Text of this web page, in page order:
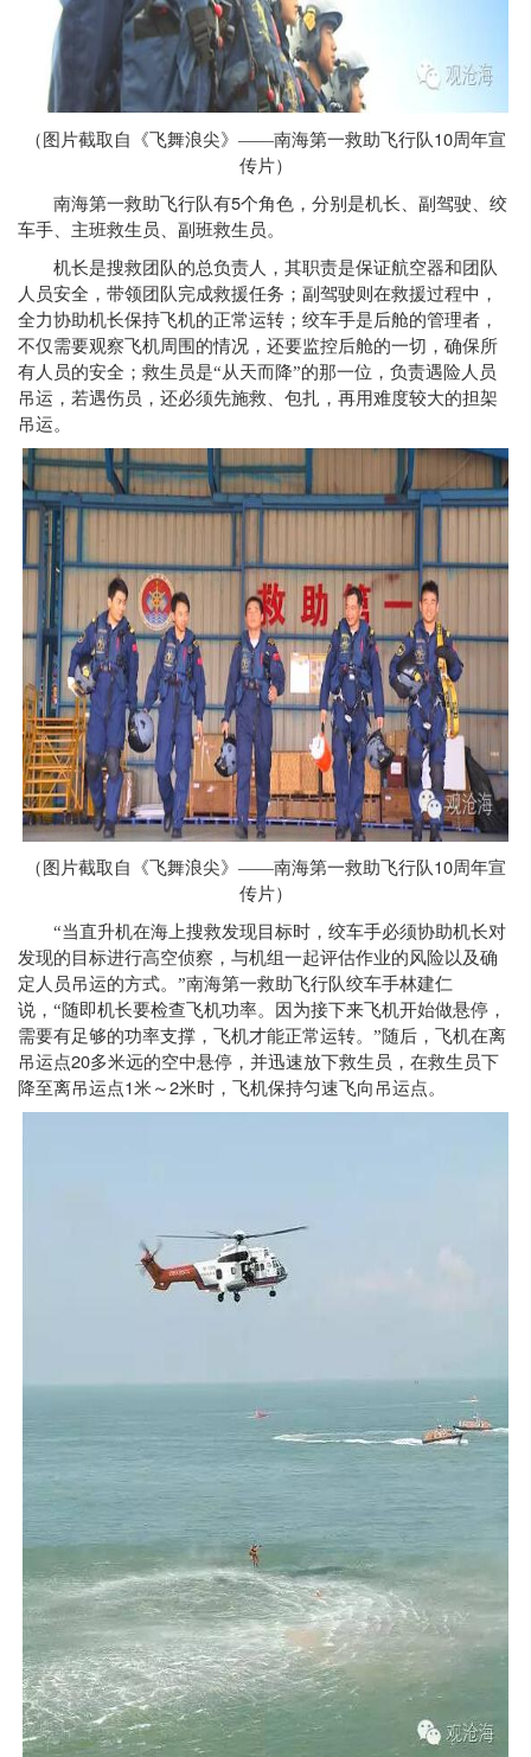
（图片截取自《飞舞浪尖》——南海第一救助飞行队10周年宣
传片）
南海第一救助飞行队有5个角色，分别是机长、副驾驶、绞
车手、主班救生员、副班救生员。
机长是搜救团队的总负责人，其职责是保证航空器和团队
人员安全，带领团队完成救援任务；副驾驶则在救援过程中，
全力协助机长保持飞机的正常运转；绞车手是后舱的管理者，
不仅需要观察飞机周围的情况，还要监控后舱的一切，确保所
有人员的安全；救生员是“从天而降”的那一位，负责遇险人员
吊运，若遇伤员，还必须先施救、包扎，再用难度较大的担架
吊运。
（图片截取自《飞舞浪尖》——南海第一救助飞行队10周年宣
传片）
“当直升机在海上搜救发现目标时，绞车手必须协助机长对
发现的目标进行高空侦察，与机组一起评估作业的风险以及确
定人员吊运的方式。”南海第一救助飞行队绞车手林建仁
说，“随即机长要检查飞机功率。因为接下来飞机开始做悬停，
需要有足够的功率支撑，飞机才能正常运转。”随后，飞机在离
吊运点20多米远的空中悬停，并迅速放下救生员，在救生员下
降至离吊运点1米～2米时，飞机保持匀速飞向吊运点。